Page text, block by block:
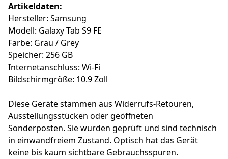
Artikeldaten:
Hersteller: Samsung
Modell: Galaxy Tab S9 FE
Farbe: Grau / Grey
Speicher: 256 GB
Internetanschluss: Wi-Fi
Bildschirmgröße: 10.9 Zoll
Diese Geräte stammen aus Widerrufs-Retouren,
Ausstellungsstücken oder geöffneten
Sonderposten. Sie wurden geprüft und sind technisch
in einwandfreiem Zustand. Optisch hat das Gerät
keine bis kaum sichtbare Gebrauchsspuren.